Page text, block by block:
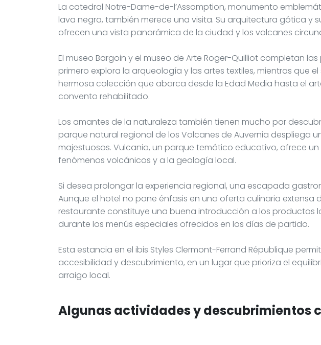
La catedral Notre-Dame-de-l’Assomption, monumento
lava negra, también merece una visita. Su arquitectura gótica y
ofrecen una vista panorámica de la ciudad y los volcanes
El museo Bargoin y el museo de Arte Roger-Quilliot completan
primero explora la arqueología y las artes textiles, mientras que
hermosa colección que abarca desde la Edad Media hasta el
convento rehabilitado.
Los amantes de la naturaleza también tienen mucho por
parque natural regional de los Volcanes de Auvernia despliega
majestuosos. Vulcania, un parque temático educativo, ofrece
fenómenos volcánicos y a la geología local.
Si desea prolongar la experiencia regional, una escapada
Aunque el hotel no pone énfasis en una oferta culinaria extensa
restaurante constituye una buena introducción a los productos
durante los menús especiales ofrecidos en los días de partido.
Esta estancia en el ibis Styles Clermont-Ferrand République
accesibilidad y descubrimiento, en un lugar que prioriza el
arraigo local.
Algunas actividades y descubrimientos